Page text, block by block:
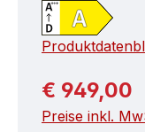
Regulärer Preis:
€ 949,00
Preise inkl.